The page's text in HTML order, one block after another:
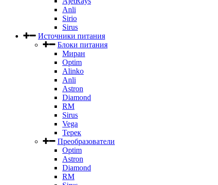
Anli
Sirio
Sirus
Источники питания
Блоки питания
Миран
Optim
Alinko
Anli
Astron
Diamond
RM
Sirus
Vega
Терек
Преобразователи
Optim
Astron
Diamond
RM